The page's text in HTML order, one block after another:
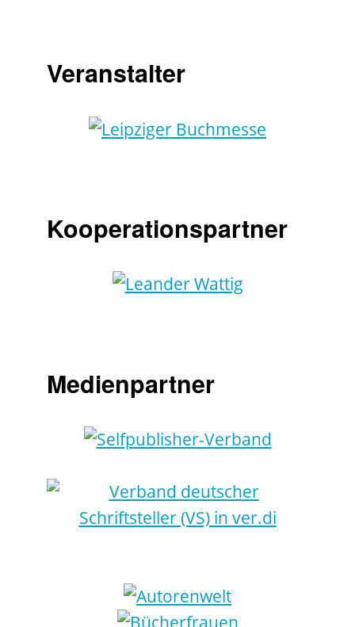
Veranstalter
Kooperationspartner
Medienpartner